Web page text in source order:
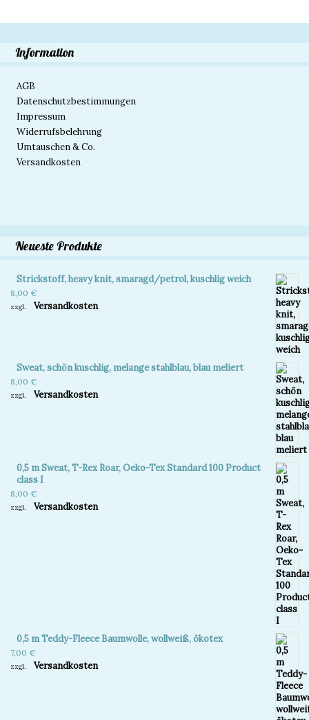
Information
AGB
Datenschutzbestimmungen
Impressum
Widerrufsbelehrung
Umtauschen & Co.
Versandkosten
Neueste Produkte
Strickstoff, heavy knit, smaragd/petrol, kuschlig weich
8,00 €
zzgl. Versandkosten
Sweat, schön kuschlig, melange stahlblau, blau meliert
8,00 €
zzgl. Versandkosten
0,5 m Sweat, T-Rex Roar, Oeko-Tex Standard 100 Product
class I
8,00 €
zzgl. Versandkosten
0,5 m Teddy-Fleece Baumwolle, wollweiß, ökotex
7,00 €
zzgl. Versandkosten